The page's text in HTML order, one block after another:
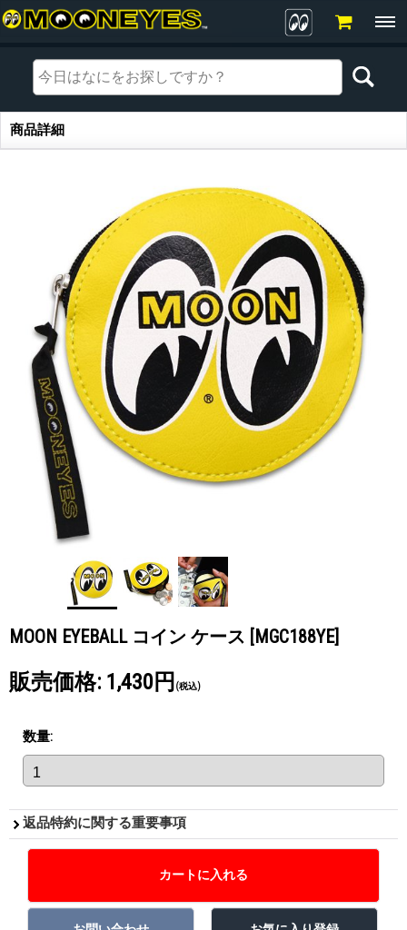
商品詳細
商品詳細
MOON EYEBALL コイン ケース [MGC188YE]
販売価格: 1,430円 (税込)
数量:
返品特約に関する重要事項